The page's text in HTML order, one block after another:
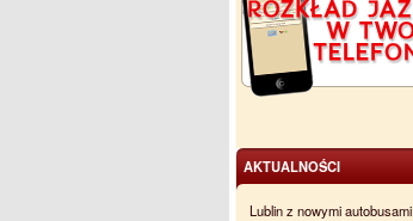
AKTUALNOŚCI
Lublin z nowymi autobusami